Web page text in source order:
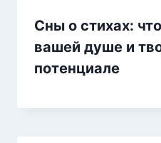
Сны о стихах:
вашей душе и
потенциале